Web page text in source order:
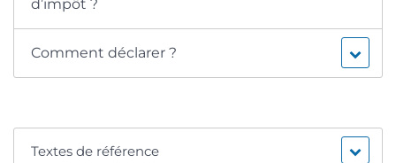
d’impôt ?
Comment déclarer ?
Textes de référence